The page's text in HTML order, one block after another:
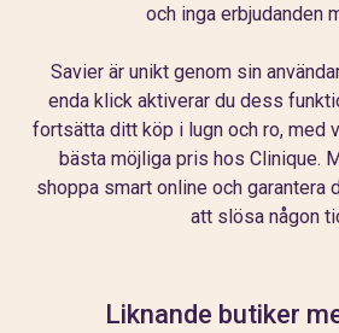
och inga erbjudanden
Savier är unikt genom sin
enda klick aktiverar du dess
fortsätta ditt köp i lugn och ro, med
bästa möjliga pris hos Clinique.
shoppa smart online och garantera
att slösa någon
Liknande butiker